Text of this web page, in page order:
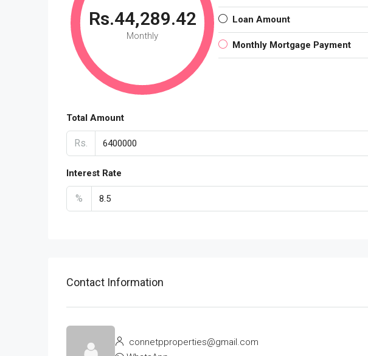
Rs.44,289.42
Monthly
Loan Amount
Monthly Mortgage Payment
Total Amount
Rs.
Interest Rate
%
Contact Information
connetpproperties@gmail.com